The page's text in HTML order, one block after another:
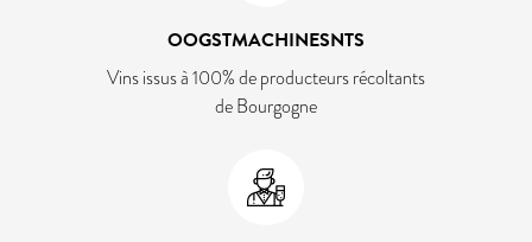
OOGSTMACHINESNTS
Vins issus à 100% de producteurs récoltants
de Bourgogne